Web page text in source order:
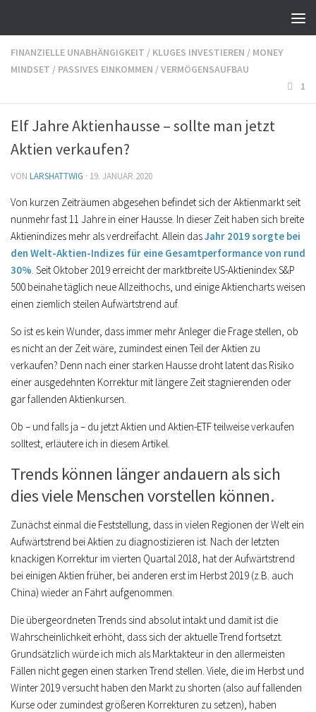
FINANZIELLE UNABHÄNGIGKEIT / KLUGES INVESTIEREN / MONEY
MINDSET / PASSIVES EINKOMMEN /VERMÖGENSAUFBAU
1
Elf Jahre Aktienhausse – sollte man jetzt
Aktien verkaufen?
VON LARSHATTWIG · 19. JANUAR 2020
Von kurzen Zeiträumen abgesehen befindet sich der Aktienmarkt seit
nunmehr fast 11 Jahre in einer Hausse. In dieser Zeit haben sich breite
Aktienindizes mehr als verdreifacht. Allein dasJahr 2019 sorgte bei
den Welt-Aktien-Indizes für eine Gesamtperformance von rund
30%. Seit Oktober 2019 erreicht der marktbreite US-Aktienindex S&P
500 beinahe täglich neue Allzeithochs, und einige Aktiencharts weisen
einen ziemlich steilen Aufwärtstrend auf.
So ist es kein Wunder, dass immer mehr Anleger die Frage stellen, ob
es nicht an der Zeit wäre, zumindest einen Teil der Aktien zu
verkaufen? Denn nach einer starken Hausse droht latent das Risiko
einer ausgedehnten Korrektur mit längere Zeit stagnierenden oder
gar fallenden Aktienkursen.
Ob – und falls ja – du jetzt Aktien und Aktien-ETF teilweise verkaufen
solltest, erläutere ich in diesem Artikel.
Trends können länger andauern als sich
dies viele Menschen vorstellen können.
Zunächst einmal die Feststellung, dass in vielen Regionen der Welt ein
Aufwärtstrend bei Aktien zu diagnostizieren ist. Nach der letzten
knackigen Korrektur im vierten Quartal 2018, hat der Aufwärtstrend
bei einigen Aktien früher, bei anderen erst im Herbst 2019 (z.B. auch
China) wieder an Fahrt aufgenommen.
Die übergeordneten Trends sind absolut intakt und damit ist die
Wahrscheinlichkeit erhöht, dass sich der aktuelle Trend fortsetzt.
Grundsätzlich würde ich mich als Marktakteur in den allermeisten
Fällen nicht gegen einen starken Trend stellen. Viele, die im Herbst und
Winter 2019 versucht haben den Markt zu shorten (also auf fallenden
Kurse oder zumindest größeren Korrekturen zu setzen), haben